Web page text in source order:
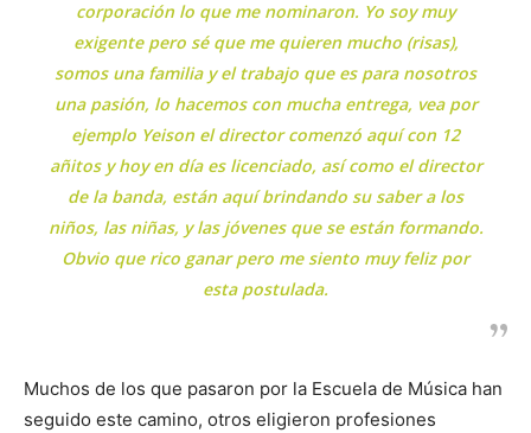
corporación lo que me nominaron. Yo soy muy
exigente pero sé que me quieren mucho (risas),
somos una familia y el trabajo que es para nosotros
una pasión, lo hacemos con mucha entrega, vea por
ejemplo Yeison el director comenzó aquí con 12
añitos y hoy en día es licenciado, así como el director
de la banda, están aquí brindando su saber a los
niños, las niñas, y las jóvenes que se están formando.
Obvio que rico ganar pero me siento muy feliz por
esta postulada.
Muchos de los que pasaron por la Escuela de Música han
seguido este camino, otros eligieron profesiones